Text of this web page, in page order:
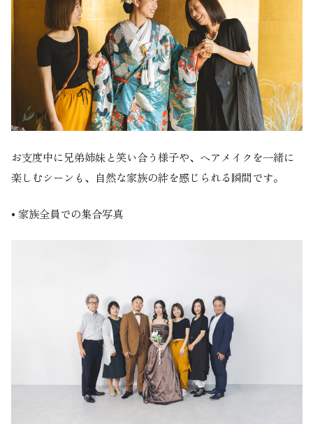
お支度中に兄弟姉妹と笑い合う様子や、ヘアメイクを一緒に
楽しむシーンも、自然な家族の絆を感じられる瞬間です。
• 家族全員での集合写真